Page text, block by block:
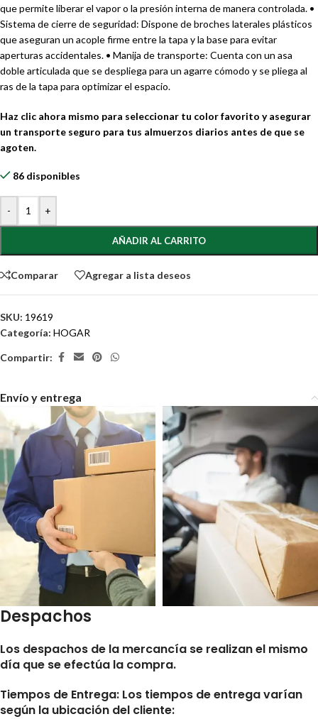
que permite liberar el vapor o la presión interna de manera controlada. •
Sistema de cierre de seguridad: Dispone de broches laterales plásticos
que aseguran un acople firme entre la tapa y la base para evitar
aperturas accidentales. • Manija de transporte: Cuenta con un asa
doble articulada que se despliega para un agarre cómodo y se pliega al
ras de la tapa para optimizar el espacio.
Haz clic ahora mismo para seleccionar tu color favorito y asegurar
un transporte seguro para tus almuerzos diarios antes de que se
agoten.
86 disponibles
- +
AÑADIR AL CARRITO
Comparar Agregar a lista deseos
SKU: 19619
Categoría: HOGAR
Compartir:
Envío y entrega
Despachos
Los despachos de la mercancía se realizan el mismo
día que se efectúa la compra.
Tiempos de Entrega: Los tiempos de entrega varían
según la ubicación del cliente: